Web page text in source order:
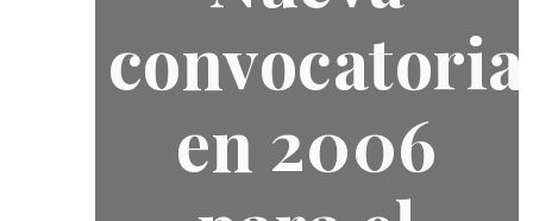
convocatoria
en 2006